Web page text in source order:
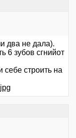
два не дала).
6 зубов сгнийот
себе строить на